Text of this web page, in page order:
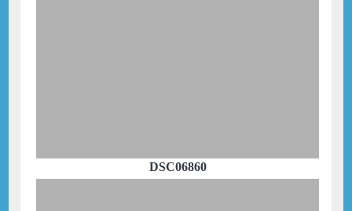
DSC06860